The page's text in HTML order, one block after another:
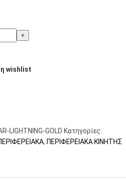
wishlist
LIGHTNING-GOLD Κατηγορίες:
, ΠΕΡΙΦΕΡΕΙΑΚΑ ΚΙΝΗΤΗΣ